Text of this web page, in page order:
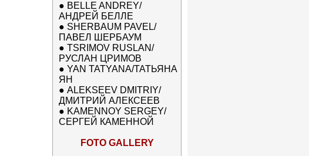
● BELLE ANDREY/
АНДРЕЙ БЕЛЛЕ
● SHERBAUM PAVEL/
ПАВЕЛ ШЕРБАУМ
● TSRIMOV RUSLAN/
РУСЛАН ЦРИМОВ
● YAN TATYANA/ТАТЬЯНА
ЯН
● ALEKSEEV DMITRIY/
ДМИТРИЙ АЛЕКСЕЕВ
● KAMENNOY SERGEY/
СЕРГЕЙ КАМЕННОЙ
FOTO GALLERY